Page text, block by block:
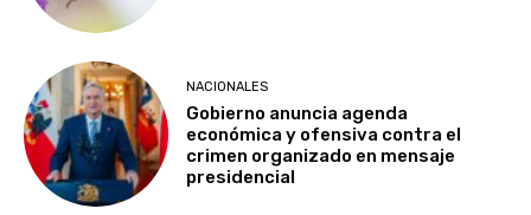
NACIONALES
Gobierno anuncia agenda
económica y ofensiva contra el
crimen organizado en mensaje
presidencial